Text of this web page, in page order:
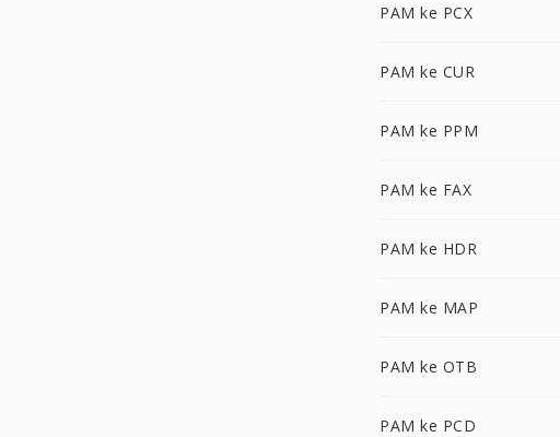
PAM ke PCX
PAM ke CUR
PAM ke PPM
PAM ke FAX
PAM ke HDR
PAM ke MAP
PAM ke OTB
PAM ke PCD